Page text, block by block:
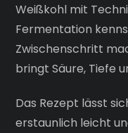
Weißkohl mit
Fermentation
Zwischenschritt
bringt Säure, Tiefe
Das Rezept lässt
erstaunlich leicht